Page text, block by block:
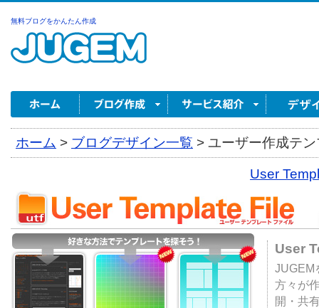
無料ブログをかんたん作成
ホーム > ブログデザイン一覧 > ユーザー作成テ
User
User
JUGEM
方々が
開・共